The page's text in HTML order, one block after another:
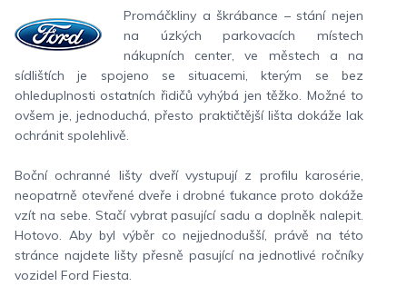
Promáčkliny a škrábance – stání nejen
na úzkých parkovacích místech
nákupních center, ve městech a na
sídlištích je spojeno se situacemi, kterým se bez
ohleduplnosti ostatních řidičů vyhýbá jen těžko. Možné to
ovšem je, jednoduchá, přesto praktičtější lišta dokáže lak
ochránit spolehlivě.
Boční ochranné lišty dveří vystupují z profilu karosérie,
neopatrně otevřené dveře i drobné ťukance proto dokáže
vzít na sebe. Stačí vybrat pasující sadu a doplněk nalepit.
Hotovo. Aby byl výběr co nejjednodušší, právě na této
stránce najdete lišty přesně pasující na jednotlivé ročníky
vozidel Ford Fiesta.